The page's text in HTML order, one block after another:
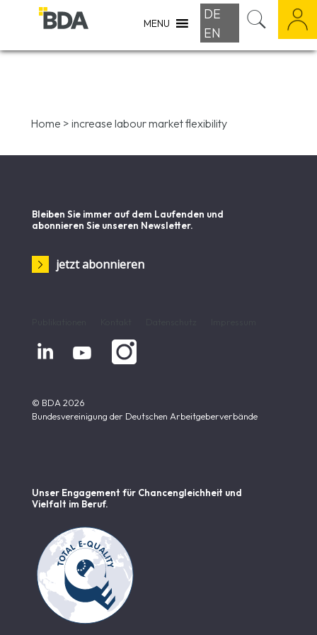
MENU
DE
EN
Home > increase labour market flexibility
Bleiben Sie immer auf dem Laufenden und
abonnieren Sie unseren Newsletter.
jetzt abonnieren
 
© BDA 2026
Bundesvereinigung der Deutschen Arbeitgeberverbände
Unser Engagement für Chancen­gleichheit und
Vielfalt im Beruf.